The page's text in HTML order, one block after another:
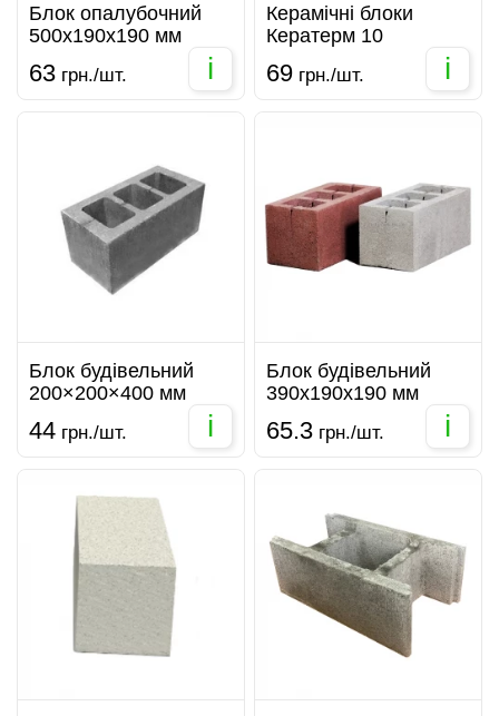
Блок опалубочний
500х190х190 мм
63 грн./шт. i
Керамічні блоки
Кератерм 10
69 грн./шт. i
Блок будівельний
200×200×400 мм
44 грн./шт. i
Блок будівельний
390х190х190 мм
65.3 грн./шт. i